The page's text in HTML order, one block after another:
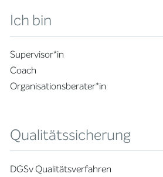
Ich bin
Supervisor*in
Coach
Organisationsberater*in
Qualitätssicherung
DGSv Qualitätsverfahren